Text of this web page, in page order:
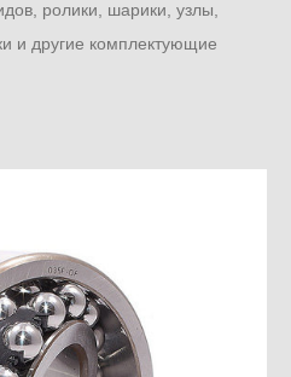
ролики, шарики, узлы,
и другие комплектующие